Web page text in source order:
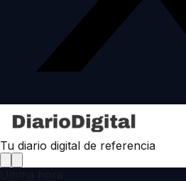
Tu diario digital de referencia